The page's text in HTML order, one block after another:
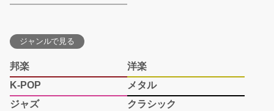
ジャンルで見る
邦楽
洋楽
K-POP
メタル
ジャズ
クラシック